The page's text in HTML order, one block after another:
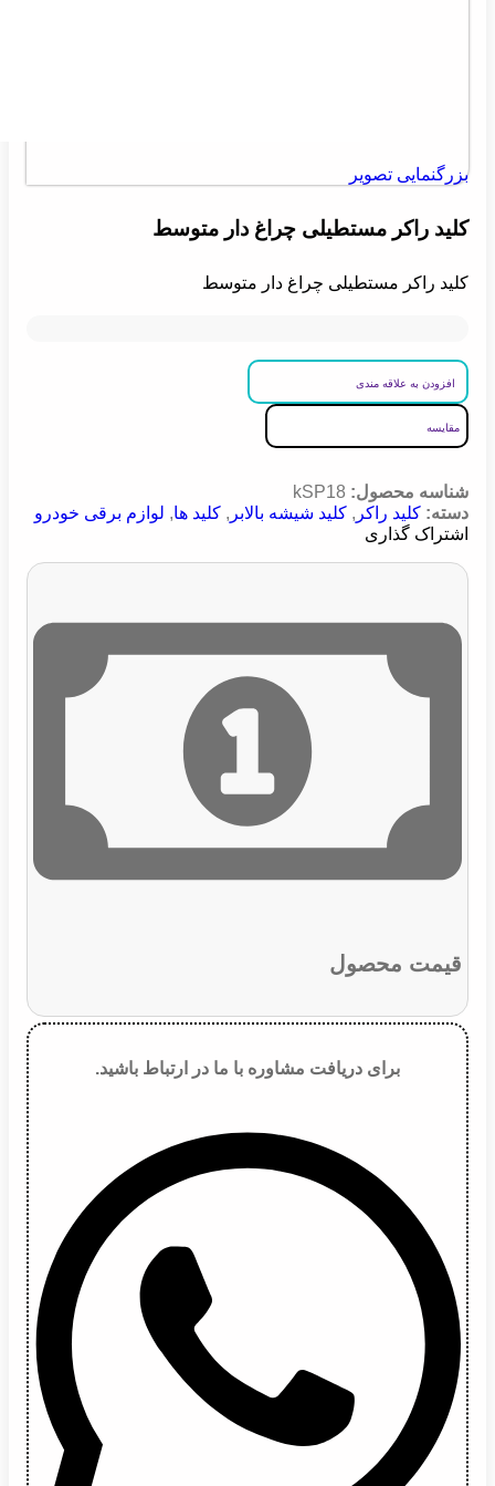
بزرگنمایی تصویر
کلید راکر مستطیلی چراغ دار متوسط
کلید راکر مستطیلی چراغ دار متوسط
افزودن به علاقه مندی
مقایسه
شناسه محصول: kSP18
دسته: کلید راکر , کلید شیشه بالابر , کلید ها, لوازم برقی خودرو
اشتراک گذاری
قیمت محصول
برای دریافت مشاوره با ما در ارتباط باشید.